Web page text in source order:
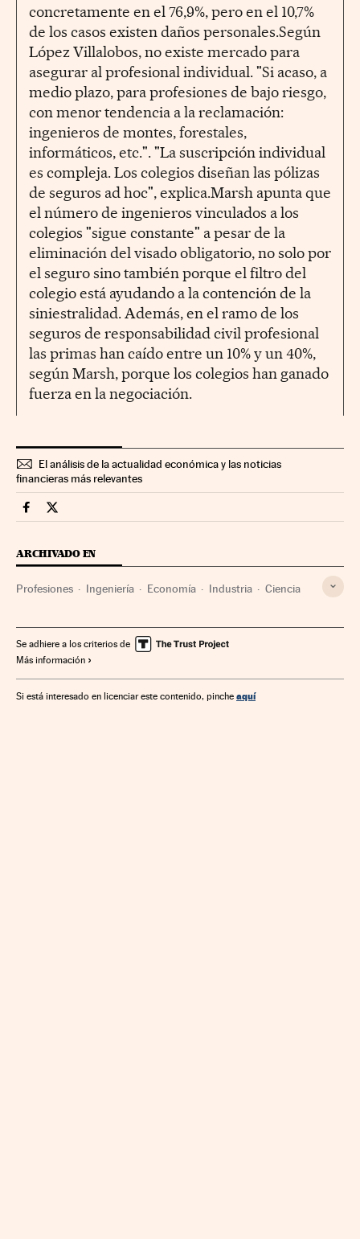
concretamente en el 76,9%, pero en el 10,7%
de los casos existen daños personales.Según
López Villalobos, no existe mercado para
asegurar al profesional individual. "Si acaso, a
medio plazo, para profesiones de bajo riesgo,
con menor tendencia a la reclamación:
ingenieros de montes, forestales,
informáticos, etc.". "La suscripción individual
es compleja. Los colegios diseñan las pólizas
de seguros ad hoc", explica.Marsh apunta que
el número de ingenieros vinculados a los
colegios "sigue constante" a pesar de la
eliminación del visado obligatorio, no solo por
el seguro sino también porque el filtro del
colegio está ayudando a la contención de la
siniestralidad. Además, en el ramo de los
seguros de responsabilidad civil profesional
las primas han caído entre un 10% y un 40%,
según Marsh, porque los colegios han ganado
fuerza en la negociación.
El análisis de la actualidad económica y las noticias
financieras más relevantes
Economia Cinco Días en Facebook
Economia Cinco Días en Twitter
ARCHIVADO EN
Profesiones Ingeniería Economía Industria Ciencia
Se adhiere a los criterios de
Más información
Si está interesado en licenciar este contenido, pinche aquí